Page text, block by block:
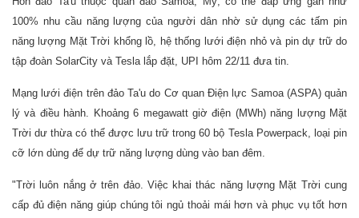
100% nhu cầu năng lượng của người dân nhờ sử dụng các tấm pin
năng lượng Mặt Trời khổng lồ, hệ thống lưới điện nhỏ và pin dự trữ do
tập đoàn SolarCity và Tesla lắp đặt, UPI hôm 22/11 đưa tin.
Mạng lưới điện trên đảo Ta'u do Cơ quan Điện lực Samoa (ASPA) quản
lý và điều hành. Khoảng 6 megawatt giờ điện (MWh) năng lượng Mặt
Trời dư thừa có thể được lưu trữ trong 60 bộ Tesla Powerpack, loại pin
cỡ lớn dùng để dự trữ năng lượng dùng vào ban đêm.
"Trời luôn nắng ở trên đảo. Việc khai thác năng lượng Mặt Trời cung
cấp đủ điện năng giúp chúng tôi ngủ thoải mái hơn và phục vụ tốt hơn